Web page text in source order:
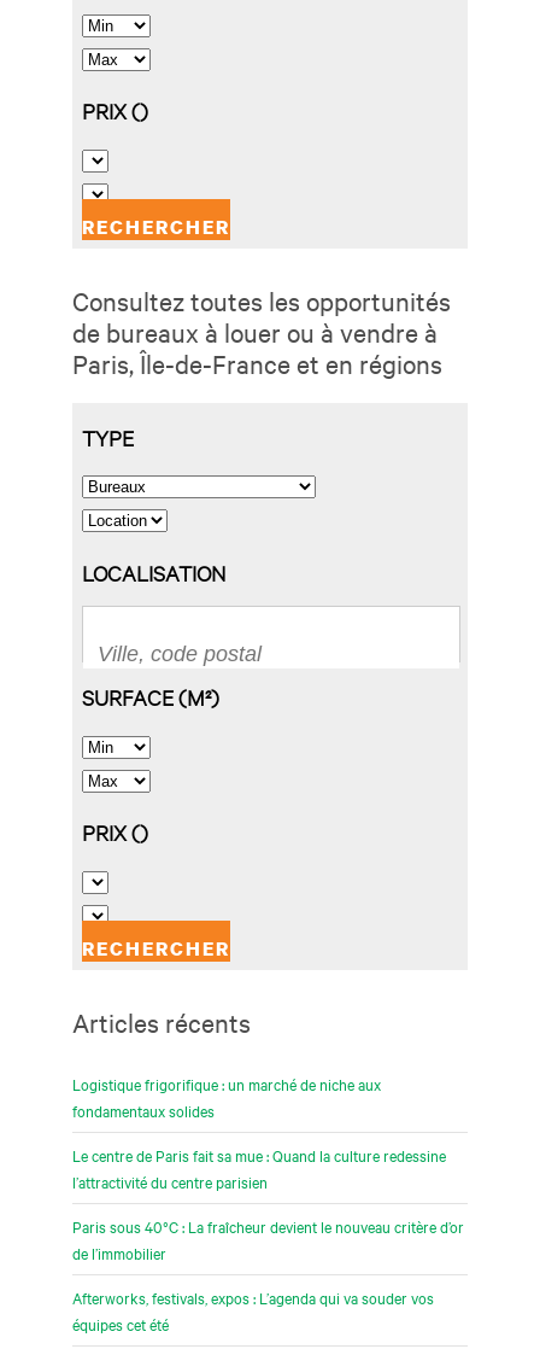
Consultez toutes les opportunités
de bureaux à louer ou à vendre à
Paris, Île-de-France et en régions
Articles récents
Logistique frigorifique : un marché de niche aux
fondamentaux solides
Le centre de Paris fait sa mue : Quand la culture redessine
l’attractivité du centre parisien
Paris sous 40°C : La fraîcheur devient le nouveau critère d’or
de l’immobilier
Afterworks, festivals, expos : L’agenda qui va souder vos
équipes cet été